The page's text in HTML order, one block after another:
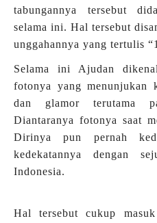
tabungannya tersebut
selama ini. Hal tersebut
unggahannya yang tertulis
Selama ini Ajudan
fotonya yang menunjukan
dan glamor terutama
Diantaranya fotonya saat
Dirinya pun pernah
kedekatannya dengan
Indonesia.
Hal tersebut cukup